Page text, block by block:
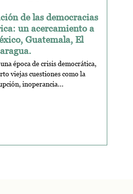
de las democracias
un acercamiento a
Guatemala, El
época de crisis democrática,
viejas cuestiones como la
inoperancia...